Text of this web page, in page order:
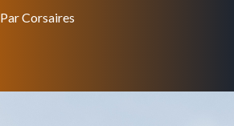
Par Corsaires